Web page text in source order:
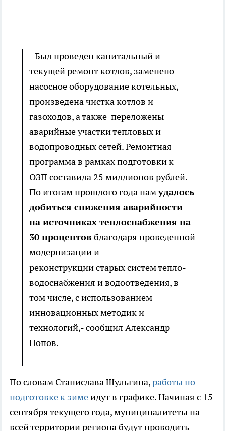
- Был проведен капитальный и
текущей ремонт котлов, заменено
насосное оборудование котельных,
произведена чистка котлов и
газоходов, а также переложены
аварийные участки тепловых и
водопроводных сетей. Ремонтная
программа в рамках подготовки к
ОЗП составила 25 миллионов рублей.
По итогам прошлого года намудалось
добиться снижения аварийности
на источниках теплоснабжения на
30 процентов благодаря проведенной
модернизации и
реконструкции старых систем тепло-
водоснабжения и водоотведения, в
том числе, с использованием
инновационных методик и
технологий,- сообщил Александр
Попов.
По словам Станислава Шульгина,работы по
подготовке к зимеидут в графике. Начиная с 15
сентября текущего года, муниципалитеты на
всей территории региона будут проводить